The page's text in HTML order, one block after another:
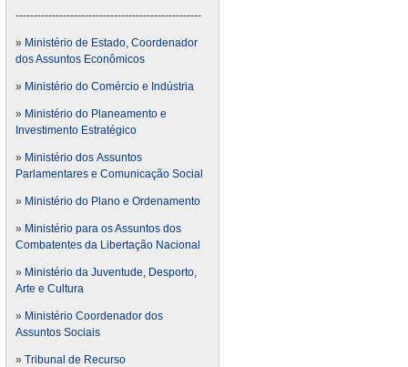
---------------------------------------------------
» Ministério de Estado, Coordenador
dos Assuntos Econômicos
» Ministério do Comércio e Indústria
» Ministério do Planeamento e
Investimento Estratégico
» Ministério dos Assuntos
Parlamentares e Comunicação Social
» Ministério do Plano e Ordenamento
» Ministério para os Assuntos dos
Combatentes da Libertação Nacional
» Ministério da Juventude, Desporto,
Arte e Cultura
» Ministério Coordenador dos
Assuntos Sociais
» Tribunal de Recurso